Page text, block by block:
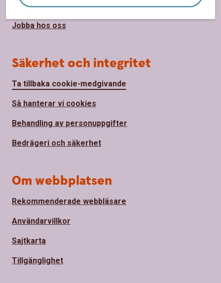
Press
Jobba hos oss
Säkerhet och integritet
Ta tillbaka cookie-medgivande
Så hanterar vi cookies
Behandling av personuppgifter
Bedrägeri och säkerhet
Om webbplatsen
Rekommenderade webbläsare
Användarvillkor
Sajtkarta
Tillgänglighet